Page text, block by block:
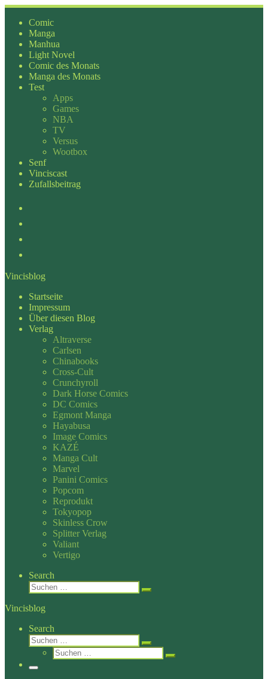
Zum
Inhalt
springen
Comic
Manga
Manhua
Light Novel
Comic des Monats
Manga des Monats
Test
Apps
Games
NBA
TV
Versus
Wootbox
Senf
Vinciscast
Zufallsbeitrag
Vincisblog
Startseite
Impressum
Über diesen Blog
Verlag
Altraverse
Carlsen
Chinabooks
Cross-Cult
Crunchyroll
Dark Horse Comics
DC Comics
Egmont Manga
Hayabusa
Image Comics
KAZÉ
Manga Cult
Marvel
Panini Comics
Popcom
Reprodukt
Tokyopop
Skinless Crow
Splitter Verlag
Valiant
Vertigo
Search
Suche
Suchen …
Vincisblog
Search
Suche
Suchen …
Suche
Suchen …
Menü